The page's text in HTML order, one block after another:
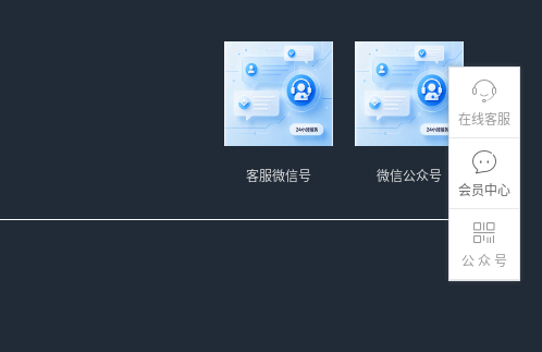
在线客服
会员中心
公 众 号
微信公众号
客服微信号